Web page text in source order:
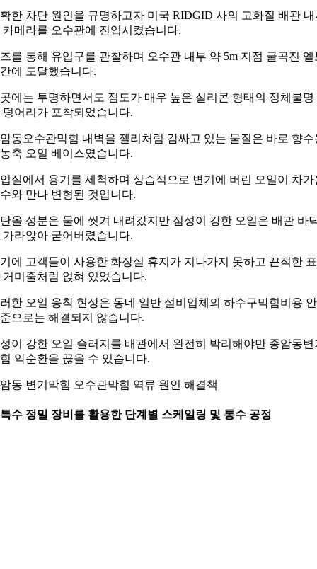
한 차단 원인을 규명하고자 미국 RIDGID 사의 고화질 배관 내
카메라를 오수관에 진입시켰습니다.
를 통해 유입구를 관찰하며 오수관 내부 약 5m 지점 굴곡진 엘
에 도달했습니다.
에는 투명하면서도 점도가 매우 높은 실리콘 형태의 정체불명
덩어리가 포착되었습니다.
동오수관막힘 내벽을 젤리처럼 감싸고 있는 물질은 바로 향수
축 오일 베이스였습니다.
실에서 용기를 세척하며 상습적으로 변기에 버린 오일이 차가
와 만나 변형된 것입니다.
올 성분은 물에 씻겨 내려갔지만 점성이 강한 오일은 배관 바
가라앉아 굳어버렸습니다.
에 고객들이 사용한 화장실 휴지가 지나가지 못하고 끈적한
거미줄처럼 얹혀 있었습니다.
한 오일 응착 현상은 동네 일반 설비업체의 하수구막힘비용
으로는 해결되지 않습니다.
이 강한 오일 슬러지를 배관에서 완전히 박리해야만 종암동변
악순환을 끊을 수 있습니다.
동 변기막힘 오수관막힘 역류 원인 해결책
수 정밀 장비를 활용한 단계별 스케일링 및 통수 공정